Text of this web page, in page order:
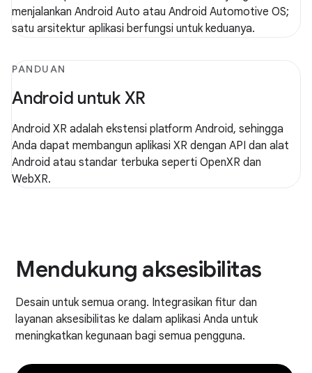
menjalankan Android Auto atau Android Automotive OS;
satu arsitektur aplikasi berfungsi untuk keduanya.
PANDUAN
Android untuk XR
Android XR adalah ekstensi platform Android, sehingga
Anda dapat membangun aplikasi XR dengan API dan alat
Android atau standar terbuka seperti OpenXR dan
WebXR.
Mendukung aksesibilitas
Desain untuk semua orang. Integrasikan fitur dan
layanan aksesibilitas ke dalam aplikasi Anda untuk
meningkatkan kegunaan bagi semua pengguna.